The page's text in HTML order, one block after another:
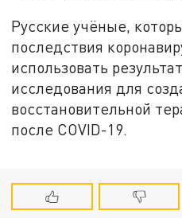
Русские учёные,
последствия
использовать
исследования для
восстановительной
после COVID-19.